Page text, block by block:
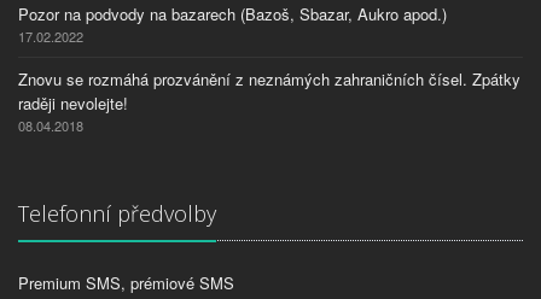
Pozor na podvody na bazarech (Bazoš, Sbazar, Aukro apod.)
17.02.2022
Znovu se rozmáhá prozvánění z neznámých zahraničních čísel. Zpátky
raději nevolejte!
08.04.2018
Telefonní předvolby
Premium SMS, prémiové SMS